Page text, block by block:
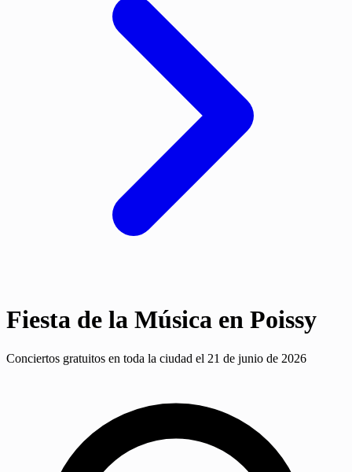
Fiesta de la Música en Poissy
Conciertos gratuitos en toda la ciudad el 21 de junio de 2026